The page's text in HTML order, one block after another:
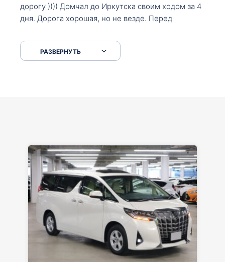
дорогу )))) Домчал до Иркутска своим ходом за 4
дня. Дорога хорошая, но не везде. Перед
серпантинах по пути следования.
РАЗВЕРНУТЬ